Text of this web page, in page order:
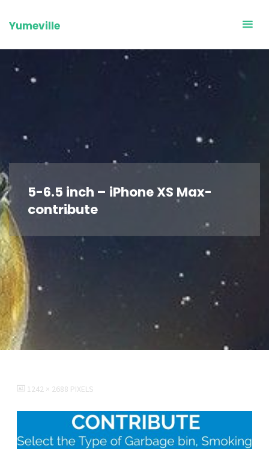
toYumeville
5-6.5 inch – iPhone XS Max-
contribute
FULL1242 × 2688 PIXELS